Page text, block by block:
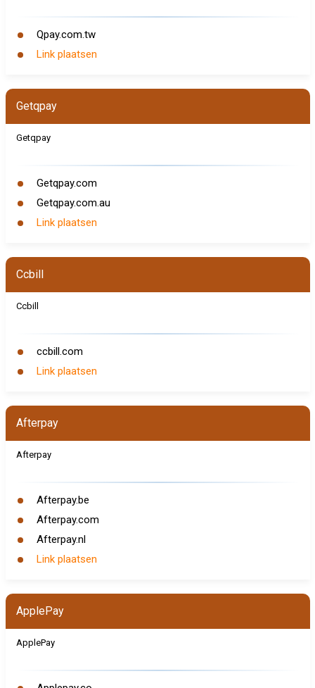
Qpay.com.tw
Link plaatsen
Getqpay
Getqpay
Getqpay.com
Getqpay.com.au
Link plaatsen
Ccbill
Ccbill
ccbill.com
Link plaatsen
Afterpay
Afterpay
Afterpay.be
Afterpay.com
Afterpay.nl
Link plaatsen
ApplePay
ApplePay